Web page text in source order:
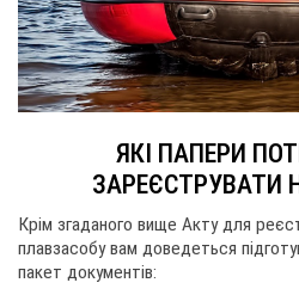
ЯКІ ПАПЕРИ
ЗАРЕЄСТРУВАТИ
Крім згаданого вище Акту для
плавзасобу вам доведеться
пакет документів: